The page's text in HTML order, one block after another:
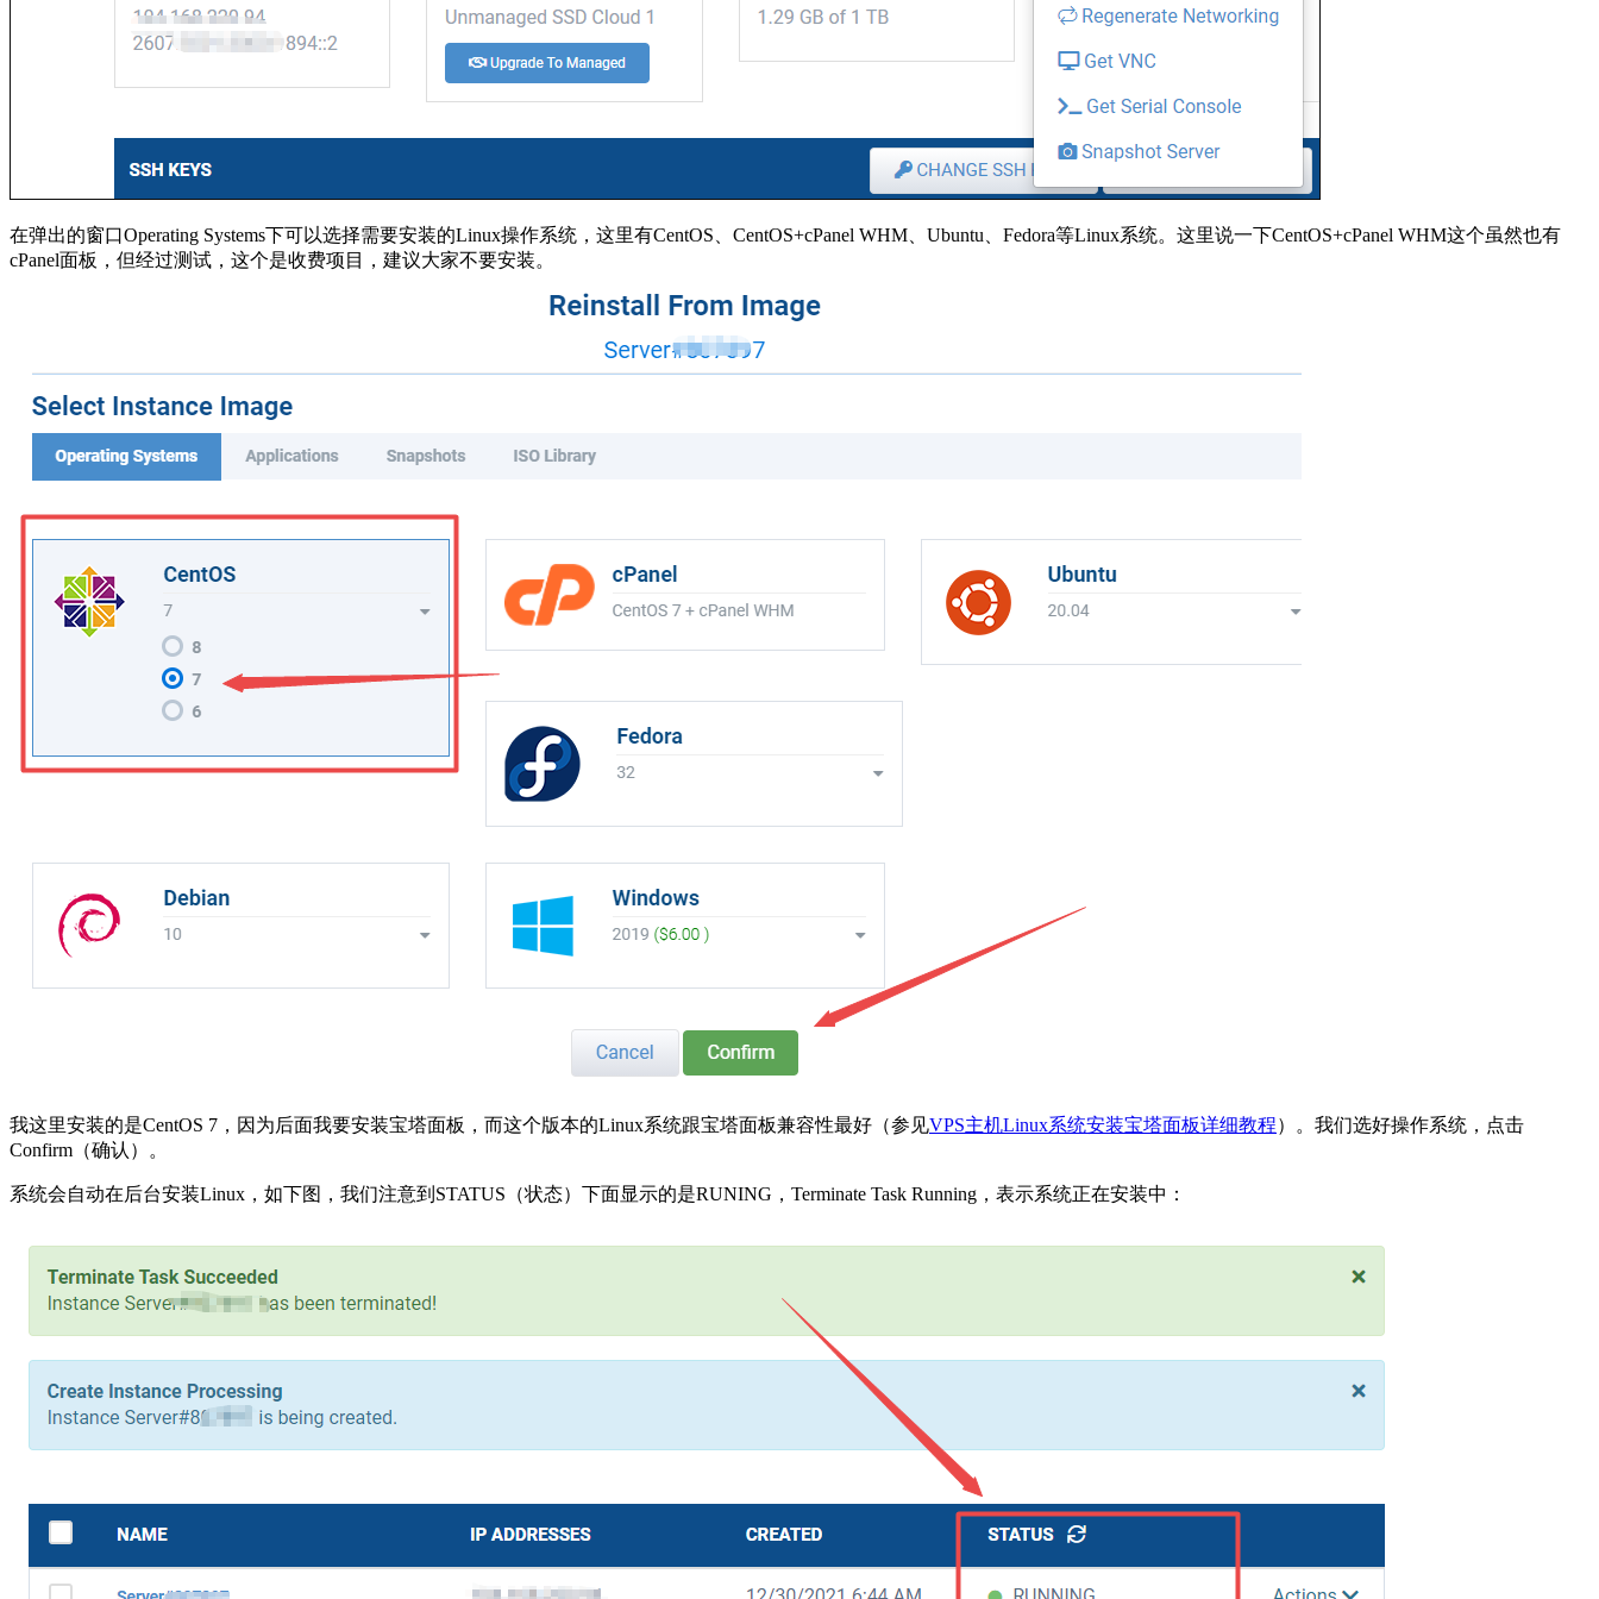
在弹出的窗口Operating Systems下可以选择需要安装的Linux操作系统，这里有CentOS、CentOS+cPanel WHM、Ubuntu、Fedora等Linux系统。这里说一下CentOS+cPanel WHM这个虽然也有
cPanel面板，但经过测试，这个是收费项目，建议大家不要安装。
我这里安装的是CentOS 7，因为后面我要安装宝塔面板，而这个版本的Linux系统跟宝塔面板兼容性最好（参见VPS主机Linux系统安装宝塔面板详细教程）。我们选好操作系统，点击
Confirm（确认）。
系统会自动在后台安装Linux，如下图，我们注意到STATUS（状态）下面显示的是RUNING，Terminate Task Running，表示系统正在安装中：